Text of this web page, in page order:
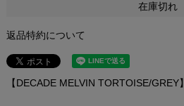
在庫切れ
返品特約について
【DECADE MELVIN TORTOISE/GREY】